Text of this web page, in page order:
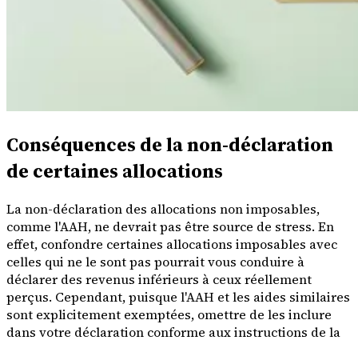
Conséquences de la non-déclaration
de certaines allocations
La non-déclaration des allocations non imposables,
comme l'AAH, ne devrait pas être source de stress. En
effet, confondre certaines allocations imposables avec
celles qui ne le sont pas pourrait vous conduire à
déclarer des revenus inférieurs à ceux réellement
perçus. Cependant, puisque l'AAH et les aides similaires
sont explicitement exemptées, omettre de les inclure
dans votre déclaration conforme aux instructions de la